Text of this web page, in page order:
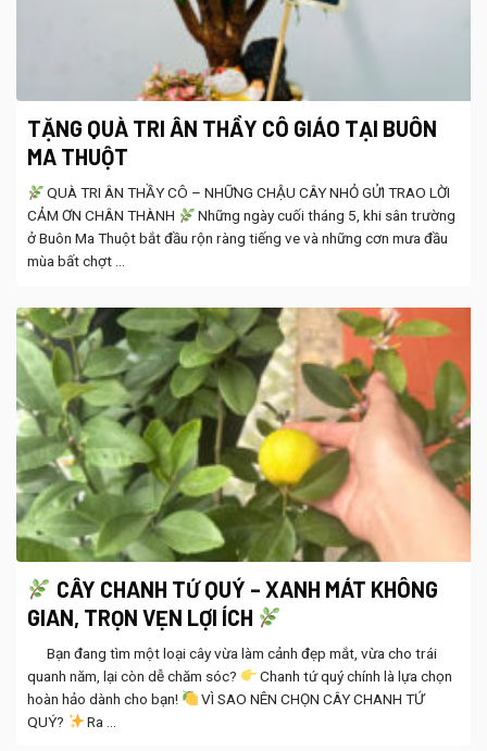
TẶNG QUÀ TRI ÂN THẦY CÔ GIÁO TẠI BUÔN
MA THUỘT
QUÀ TRI ÂN THẦY CÔ – NHỮNG CHẬU CÂY NHỎ GỬI TRAO LỜI
CẢM ƠN CHÂN THÀNH
Những ngày cuối tháng 5, khi sân trường
ở Buôn Ma Thuột bắt đầu rộn ràng tiếng ve và những cơn mưa đầu
mùa bất chợt ...
CÂY CHANH TỨ QUÝ – XANH MÁT KHÔNG
GIAN, TRỌN VẸN LỢI ÍCH
Bạn đang tìm một loại cây vừa làm cảnh đẹp mắt, vừa cho trái
quanh năm, lại còn dễ chăm sóc?
Chanh tứ quý chính là lựa chọn
hoàn hảo dành cho bạn!
VÌ SAO NÊN CHỌN CÂY CHANH TỨ
QUÝ?
Ra ...